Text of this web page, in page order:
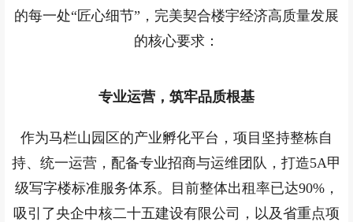
的每一处“匠心细节”，完美契合楼宇经济高质量发展
的核心要求：
专业运营，筑牢品质根基
作为马栏山园区的产业孵化平台，项目坚持整栋自
持、统一运营，配备专业招商与运维团队，打造5A甲
级写字楼标准服务体系。目前整体出租率已达90%，
吸引了央企中核二十五建设有限公司，以及省重点项